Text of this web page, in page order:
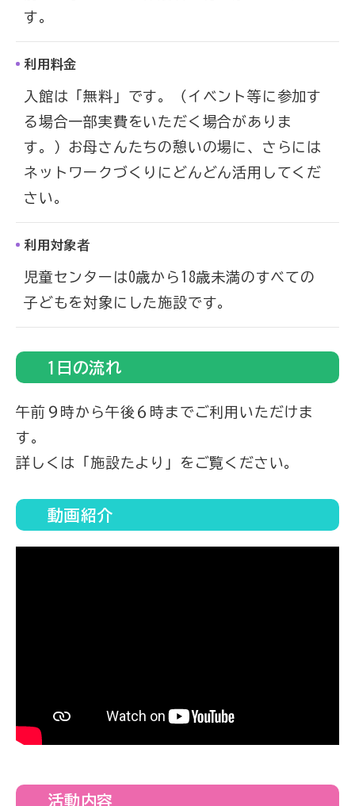
す。
利用料金
入館は「無料」です。（イベント等に参加す
る場合一部実費をいただく場合がありま
す。）お母さんたちの憩いの場に、さらには
ネットワークづくりにどんどん活用してくだ
さい。
利用対象者
児童センターは0歳から18歳未満のすべての
子どもを対象にした施設です。
1日の流れ
午前９時から午後６時までご利用いただけま
す。
詳しくは「施設たより」をご覧ください。
動画紹介
活動内容